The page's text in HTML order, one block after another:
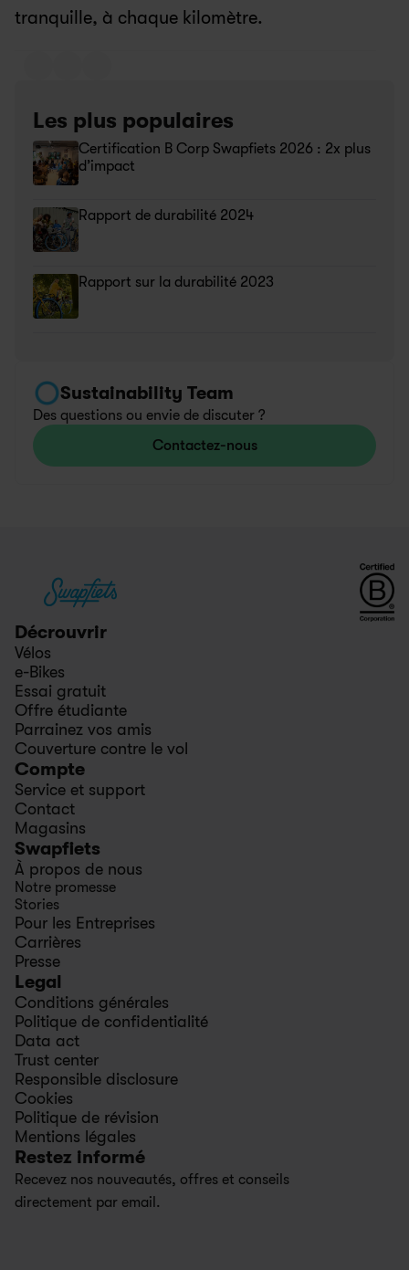
tranquille, à chaque kilomètre.
Les plus populaires
Certification B Corp Swapfiets 2026 : 2x plus
d’impact
Rapport de durabilité 2024
Rapport sur la durabilité 2023
Sustainability Team
Des questions ou envie de discuter ?
Contactez-nous
Restez informé
Recevez nos nouveautés, offres et conseils
directement par email.
Décrouvrir
Vélos
e-Bikes
Essai gratuit
Offre étudiante
Parrainez vos amis
Couverture contre le vol
Compte
Service et support
Contact
Magasins
Swapfiets
À propos de nous
Notre promesse
Stories
Pour les Entreprises
Carrières
Presse
Legal
Conditions générales
Politique de confidentialité
Data act
Trust center
Responsible disclosure
Cookies
Politique de révision
Mentions légales